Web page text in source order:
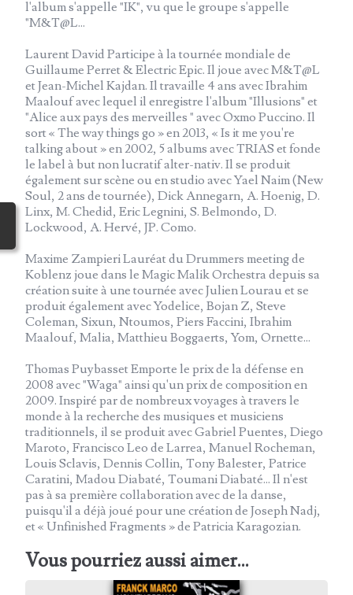
l'album s'appelle "IK", vu que le groupe s'appelle
"M&T@L...
Laurent David Participe à la tournée mondiale de
Guillaume Perret & Electric Epic. Il joue avec M&T@L
et Jean-Michel Kajdan. Il travaille 4 ans avec Ibrahim
Maalouf avec lequel il enregistre l'album "Illusions" et
"Alice aux pays des merveilles " avec Oxmo Puccino. Il
sort « The way things go » en 2013, « Is it me you're
talking about » en 2002, 5 albums avec TRIAS et fonde
le label à but non lucratif alter-nativ. Il se produit
également sur scène ou en studio avec Yael Naim (New
Soul, 2 ans de tournée), Dick Annegarn, A. Hoenig, D.
Linx, M. Chedid, Eric Legnini, S. Belmondo, D.
Lockwood, A. Hervé, JP. Como.
Maxime Zampieri Lauréat du Drummers meeting de
Koblenz joue dans le Magic Malik Orchestra depuis sa
création suite à une tournée avec Julien Lourau et se
produit également avec Yodelice, Bojan Z, Steve
Coleman, Sixun, Ntoumos, Piers Faccini, Ibrahim
Maalouf, Malia, Matthieu Boggaerts, Yom, Ornette...
Thomas Puybasset Emporte le prix de la défense en
2008 avec "Waga" ainsi qu'un prix de composition en
2009. Inspiré par de nombreux voyages à travers le
monde à la recherche des musiques et musiciens
traditionnels, il se produit avec Gabriel Puentes, Diego
Maroto, Francisco Leo de Larrea, Manuel Rocheman,
Louis Sclavis, Dennis Collin, Tony Balester, Patrice
Caratini, Madou Diabaté, Toumani Diabaté... Il n'est
pas à sa première collaboration avec de la danse,
puisqu'il a déjà joué pour une création de Joseph Nadj,
et « Unfinished Fragments » de Patricia Karagozian.
Vous pourriez aussi aimer...